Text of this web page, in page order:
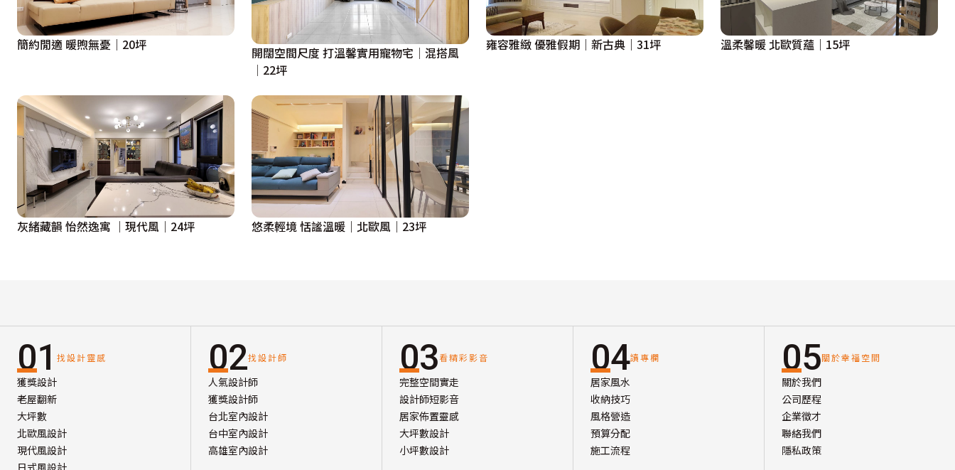
簡約閒適 暖煦無憂｜20坪
開闊空間尺度 打溫馨實用寵物宅│混搭風
│22坪
雍容雅緻 優雅假期｜新古典｜31坪 溫柔馨暖 北歐質蘊｜15坪
灰緒藏韻 怡然逸寓 ｜現代風｜24坪 悠柔輕境 恬謐溫暖｜北歐風｜23坪
01 找設計靈感
獲獎設計
老屋翻新
大坪數
北歐風設計
現代風設計
日式風設計
02找設計師
人氣設計師
獲獎設計師
台北室內設計
台中室內設計
高雄室內設計
03看精彩影音
完整空間實走
設計師短影音
居家佈置靈感
大坪數設計
小坪數設計
04讀專欄
居家風水
收納技巧
風格營造
預算分配
施工流程
05關於幸福空間
關於我們
公司歷程
企業徵才
聯絡我們
隱私政策